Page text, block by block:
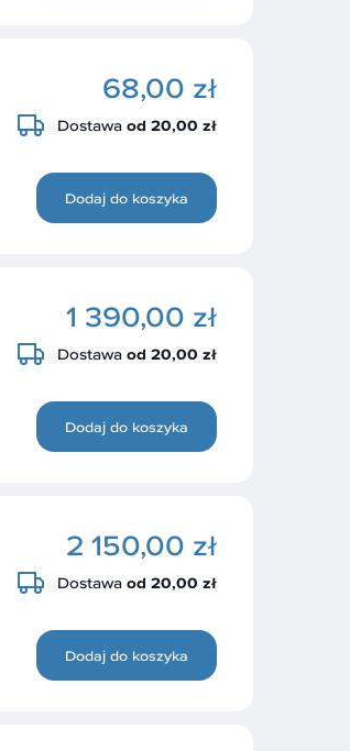
68,00 zł
Dostawa od 20,00 zł
Dodaj do koszyka
1 390,00 zł
Dostawa od 20,00 zł
Dodaj do koszyka
2 150,00 zł
Dostawa od 20,00 zł
Dodaj do koszyka